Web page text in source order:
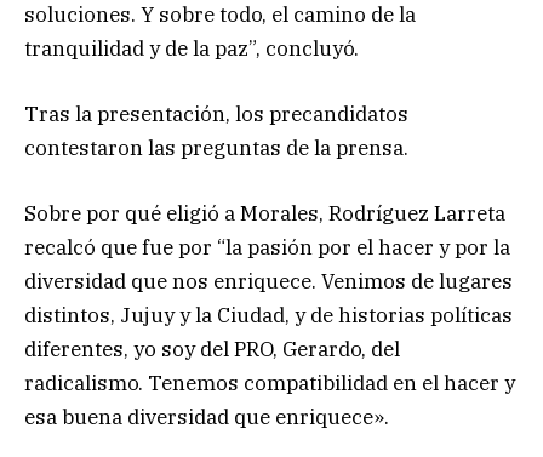
soluciones. Y sobre todo, el camino de la
tranquilidad y de la paz”, concluyó.
Tras la presentación, los precandidatos
contestaron las preguntas de la prensa.
Sobre por qué eligió a Morales, Rodríguez Larreta
recalcó que fue por “la pasión por el hacer y por la
diversidad que nos enriquece. Venimos de lugares
distintos, Jujuy y la Ciudad, y de historias políticas
diferentes, yo soy del PRO, Gerardo, del
radicalismo. Tenemos compatibilidad en el hacer y
esa buena diversidad que enriquece».